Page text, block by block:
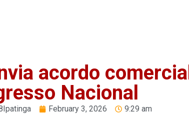
acordo
Nacional
February 3, 2026 9:29 am